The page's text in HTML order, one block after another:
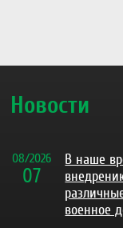
Новости
07
08/2026
В наше
военное